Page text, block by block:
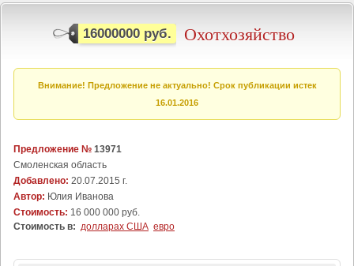
16000000 руб. Охотхозяйство
Внимание! Предложение не актуально! Срок публикации истек
16.01.2016
Предложение № 13971
Смоленская область
Добавлено: 20.07.2015 г.
Автор: Юлия Иванова
Стоимость: 16 000 000 руб.
Стоимость в: долларах США евро